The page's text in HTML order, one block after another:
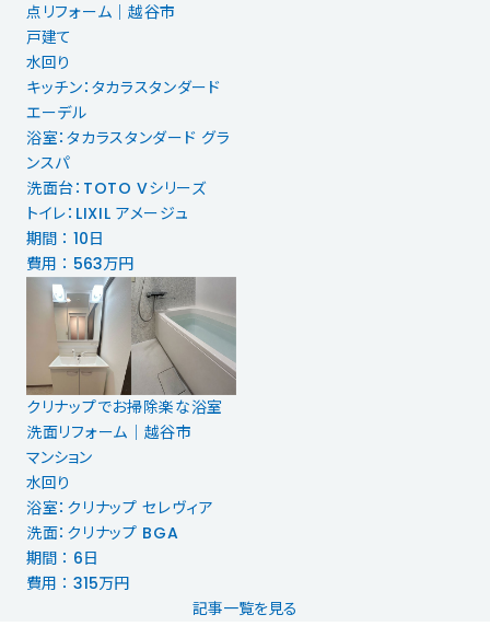
点リフォーム｜越谷市
戸建て
水回り
キッチン：タカラスタンダード
エーデル
浴室：タカラスタンダード グラ
ンスパ
洗面台：TOTO Vシリーズ
トイレ：LIXIL アメージュ
期間 ： 10日
費用 ： 563万円
クリナップでお掃除楽な浴室
洗面リフォーム│越谷市
マンション
水回り
浴室：クリナップ セレヴィア
洗面：クリナップ BGA
期間 ： 6日
費用 ： 315万円
記事一覧を見る